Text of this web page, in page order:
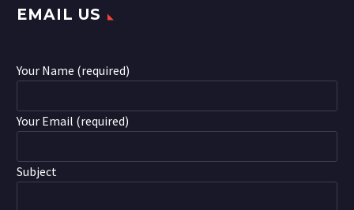
EMAIL US
Your Name (required)
Your Email (required)
Subject